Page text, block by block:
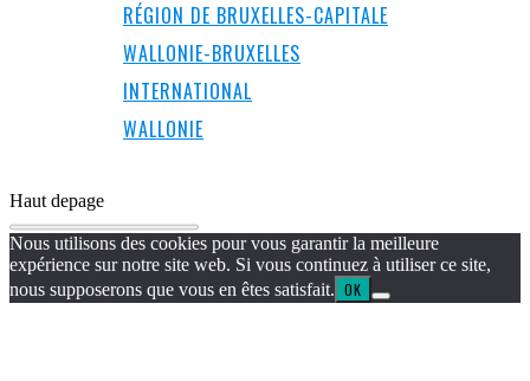
RÉGION DE BRUXELLES-CAPITALE
WALLONIE-BRUXELLES
INTERNATIONAL
WALLONIE
Haut depage
Nous utilisons des cookies pour vous garantir la meilleure
expérience sur notre site web. Si vous continuez à utiliser ce site,
nous supposerons que vous en êtes satisfait. OK